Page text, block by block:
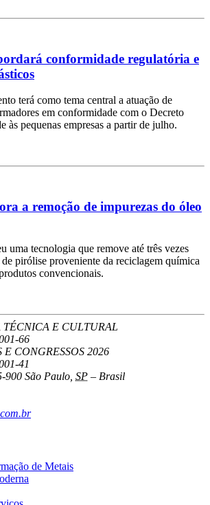
conformidade regulatória e
terá como tema central a atuação de
em conformidade com o Decreto
às pequenas empresas a partir de julho.
a remoção de impurezas do óleo
uma tecnologia que remove até três vezes
pirólise proveniente da reciclagem química
convencionais.
E CULTURAL
66
CONGRESSOS 2026
41
900 São Paulo SP – Brasil
de Metais